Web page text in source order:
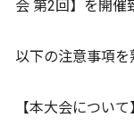
会 第2回】を開催
以下の注意事項を
【本大会について